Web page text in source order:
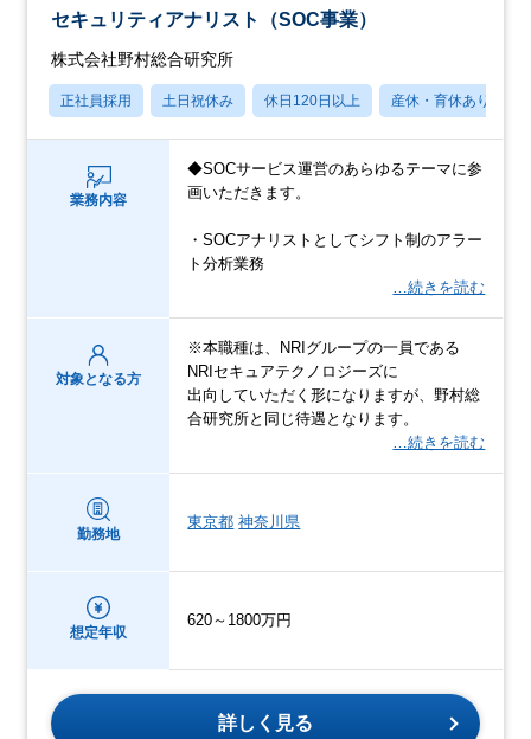
セキュリティアナリスト（SOC事業）
株式会社野村総合研究所
正社員採用 土日祝休み 休日120日以上 産休・育休あり
業務内容
◆SOCサービス運営のあらゆるテーマに参
画いただきます。
・SOCアナリストとしてシフト制のアラー
ト分析業務
…続きを読む
対象となる方
※本職種は、NRIグループの一員である
NRIセキュアテクノロジーズに
出向していただく形になりますが、野村総
合研究所と同じ待遇となります。
…続きを読む
勤務地
東京都 神奈川県
想定年収
620～1800万円
詳しく見る